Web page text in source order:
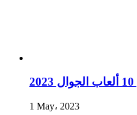
1 May، 2023